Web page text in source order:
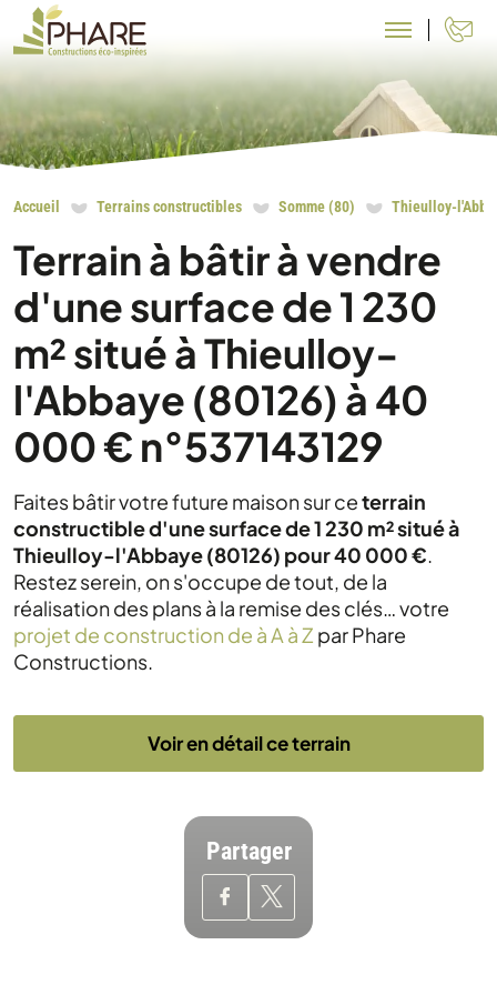
Accueil Terrains constructibles Somme (80) Thieulloy-
Terrain à bâtir à vendre
d'une surface de 1 230
m² situé à Thieulloy-
l'Abbaye (80126) à 40
000 € n°537143129
Faites bâtir votre future maison sur ceterrain
constructible d'une surface de 1 230 m² situé à
Thieulloy-l'Abbaye (80126) pour 40 000 €.
Restez serein, on s'occupe de tout, de la
réalisation des plans à la remise des clés… votre
projet de construction de à A à Z par Phare
Constructions.
Voir en détail ce terrain
Partager